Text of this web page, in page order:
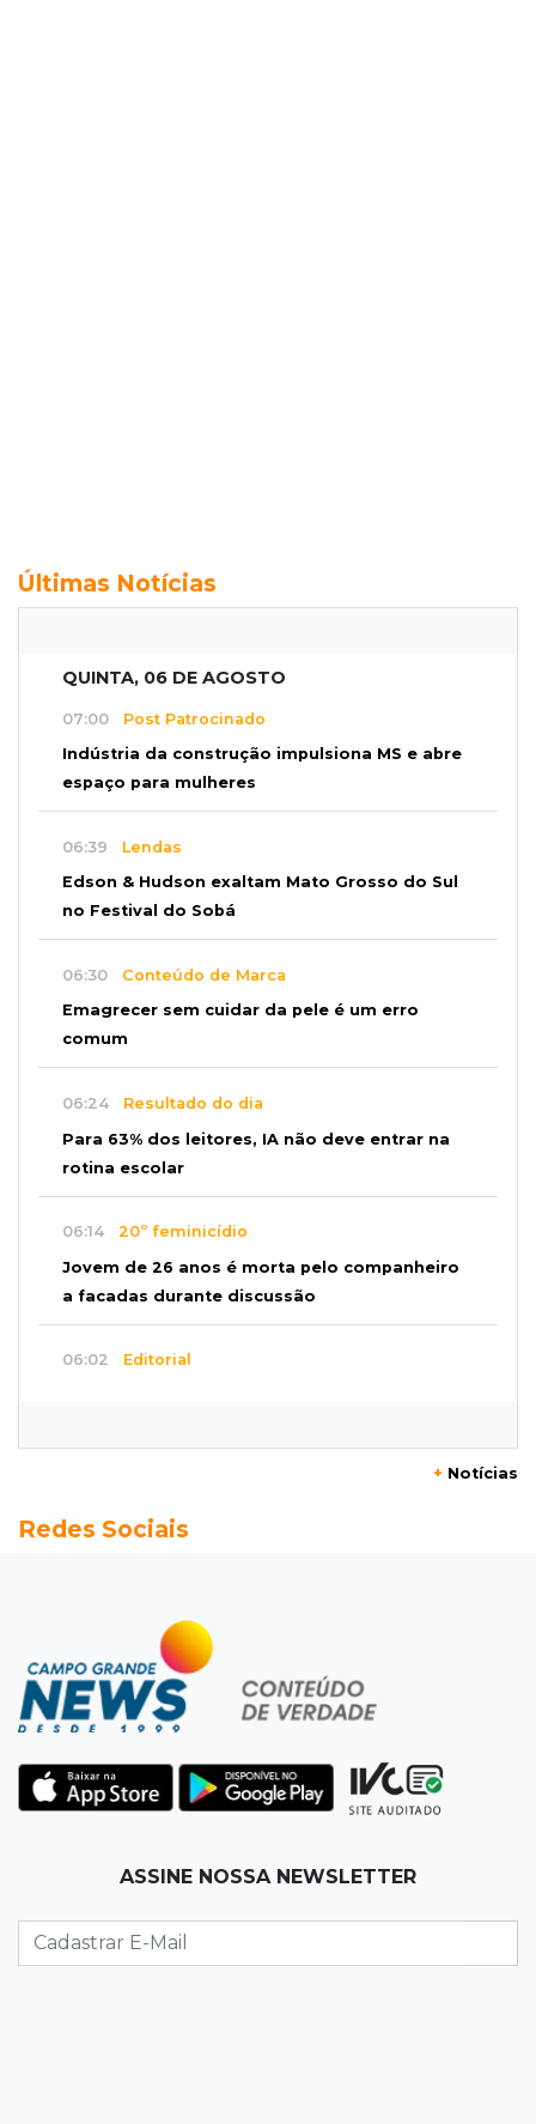
Últimas Notícias
QUINTA, 06 DE AGOSTO
07:00 Post Patrocinado
Indústria da construção impulsiona MS e abre
espaço para mulheres
06:39 Lendas
Edson & Hudson exaltam Mato Grosso do Sul
no Festival do Sobá
06:30 Conteúdo de Marca
Emagrecer sem cuidar da pele é um erro
comum
06:24 Resultado do dia
Para 63% dos leitores, IA não deve entrar na
rotina escolar
06:14 20º feminicídio
Jovem de 26 anos é morta pelo companheiro
a facadas durante discussão
06:02 Editorial
MS terá chuvas isoladas, calor de 37ºC e
Jogo Aberto
Na fila do banco, ex-deputado faz campanha
pra prefeitura
Técnico de carnes e resgatista são destaques
entre vagas abertas nesta 5ª
Chamas altas avançam sobre área de mata em
Chapadão do Sul
+ Notícias
Redes Sociais
ASSINE NOSSA NEWSLETTER